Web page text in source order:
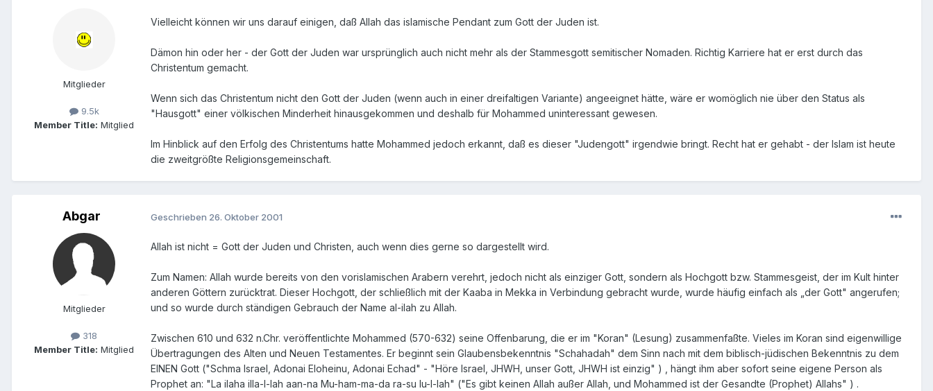
Mitglieder
9.5k
Member Title: Mitglied
Vielleicht können wir uns darauf einigen, daß Allah das islamische Pendant zum Gott der Juden ist.
Dämon hin oder her - der Gott der Juden war ursprünglich auch nicht mehr als der Stammesgott semitischer Nomaden. Richtig Karriere hat er erst durch das
Christentum gemacht.
Wenn sich das Christentum nicht den Gott der Juden (wenn auch in einer dreifaltigen Variante) angeeignet hätte, wäre er womöglich nie über den Status als
"Hausgott" einer völkischen Minderheit hinausgekommen und deshalb für Mohammed uninteressant gewesen.
Im Hinblick auf den Erfolg des Christentums hatte Mohammed jedoch erkannt, daß es dieser "Judengott" irgendwie bringt. Recht hat er gehabt - der Islam ist heute
die zweitgrößte Religionsgemeinschaft.
Abgar
Mitglieder
318
Member Title: Mitglied
Geschrieben 26. Oktober 2001
Allah ist nicht = Gott der Juden und Christen, auch wenn dies gerne so dargestellt wird.
Zum Namen: Allah wurde bereits von den vorislamischen Arabern verehrt, jedoch nicht als einziger Gott, sondern als Hochgott bzw. Stammesgeist, der im Kult hinter
anderen Göttern zurücktrat. Dieser Hochgott, der schließlich mit der Kaaba in Mekka in Verbindung gebracht wurde, wurde häufig einfach als „der Gott" angerufen;
und so wurde durch ständigen Gebrauch der Name al-ilah zu Allah.
Zwischen 610 und 632 n.Chr. veröffentlichte Mohammed (570-632) seine Offenbarung, die er im "Koran" (Lesung) zusammenfaßte. Vieles im Koran sind eigenwillige
Übertragungen des Alten und Neuen Testamentes. Er beginnt sein Glaubensbekenntnis "Schahadah" dem Sinn nach mit dem biblisch-jüdischen Bekenntnis zu dem
EINEN Gott ("Schma Israel, Adonai Eloheinu, Adonai Echad" - "Höre Israel, JHWH, unser Gott, JHWH ist einzig" ) , hängt ihm aber sofort seine eigene Person als
Prophet an: "La ilaha illa-l-lah aan-na Mu-ham-ma-da ra-su lu-l-lah" ("Es gibt keinen Allah außer Allah, und Mohammed ist der Gesandte (Prophet) Allahs" ) .